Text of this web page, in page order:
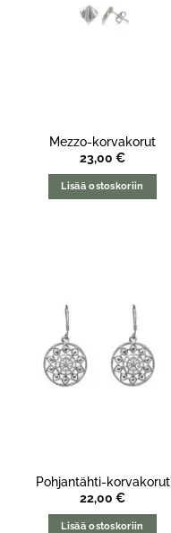
Mezzo-korvakorut
23,00 €
Lisää ostoskoriin
Pohjantähti-korvakorut
22,00 €
Lisää ostoskoriin